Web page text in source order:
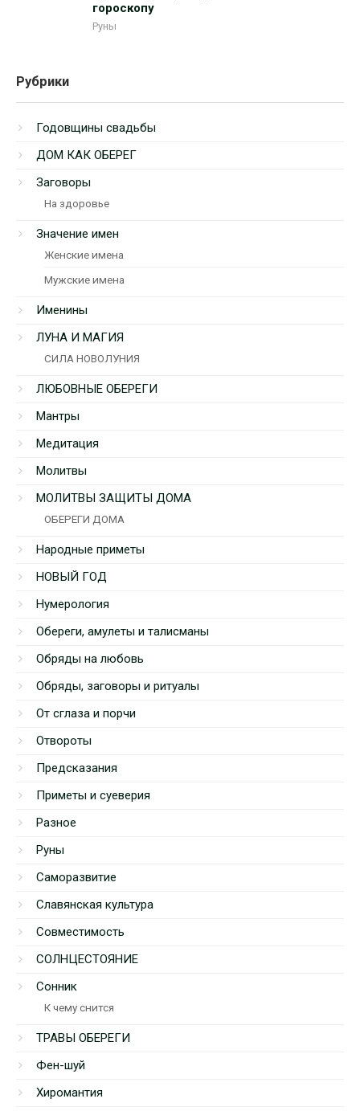
гороскопу
Руны
Рубрики
Годовщины свадьбы
ДОМ КАК ОБЕРЕГ
Заговоры
На здоровье
Значение имен
Женские имена
Мужские имена
Именины
ЛУНА И МАГИЯ
СИЛА НОВОЛУНИЯ
ЛЮБОВНЫЕ ОБЕРЕГИ
Мантры
Медитация
Молитвы
МОЛИТВЫ ЗАЩИТЫ ДОМА
ОБЕРЕГИ ДОМА
Народные приметы
НОВЫЙ ГОД
Нумерология
Обереги, амулеты и талисманы
Обряды на любовь
Обряды, заговоры и ритуалы
От сглаза и порчи
Отвороты
Предсказания
Приметы и суеверия
Разное
Руны
Саморазвитие
Славянская культура
Совместимость
СОЛНЦЕСТОЯНИЕ
Сонник
К чему снится
ТРАВЫ ОБЕРЕГИ
Фен-шуй
Хиромантия